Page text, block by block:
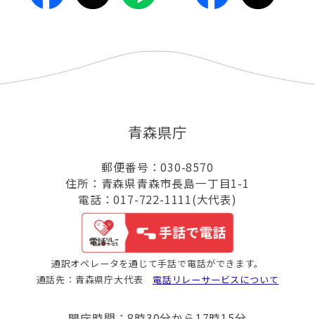
青森県庁
郵便番号：030-8570
住所：青森県青森市長島一丁目1-1
電話：017-722-1111(大代表)
通訳オペレータを通じて手話で電話ができます。
通話先：青森県庁大代表 電話リレーサービスについて